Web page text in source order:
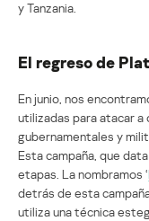
y Tanzania.
El regreso de
En junio, nos
utilizadas para atacar a
gubernamentales y
Esta campaña, que
etapas. La nombramos ‘
detrás de esta
utiliza una técnica